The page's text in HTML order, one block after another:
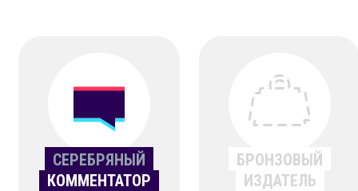
СЕРЕБРЯНЫЙ
КОММЕНТАТОР
БРОНЗОВЫЙ
ИЗДАТЕЛЬ